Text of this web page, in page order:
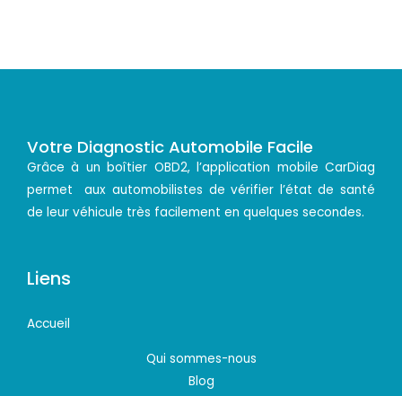
Votre Diagnostic Automobile Facile
Grâce à un boîtier OBD2, l’application mobile CarDiag
permet aux automobilistes de vérifier l’état de santé
de leur véhicule très facilement en quelques secondes.
Liens
Accueil
Qui sommes-nous
Blog